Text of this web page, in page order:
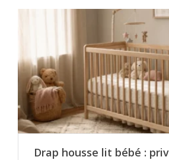
Drap housse lit bébé :